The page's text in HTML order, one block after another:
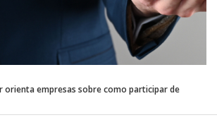
orienta empresas sobre como participar de